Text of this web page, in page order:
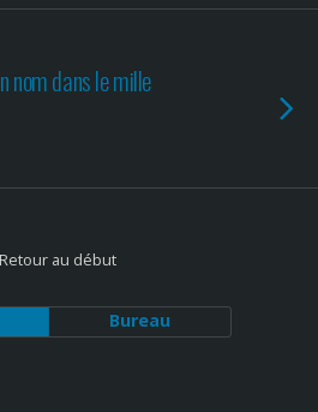
nom dans le mille
Retour au début
Bureau